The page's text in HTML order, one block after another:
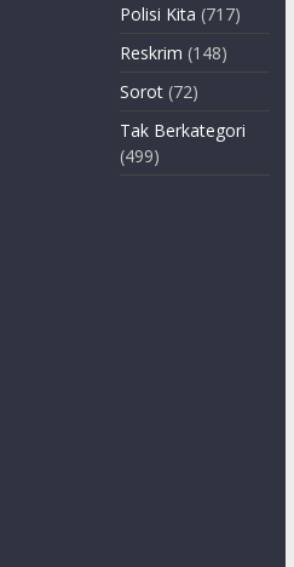
Polisi Kita (717)
Reskrim (148)
Sorot (72)
Tak Berkategori
(499)